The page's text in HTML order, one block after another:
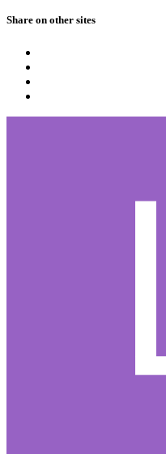
Share on other sites